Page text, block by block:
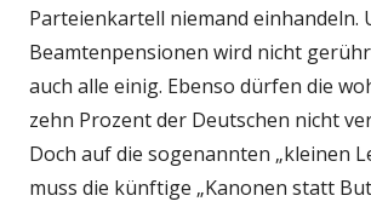
Parteienkartell niemand einhandeln.
Beamtenpensionen wird nicht
auch alle einig. Ebenso dürfen die
zehn Prozent der Deutschen nicht
Doch auf die sogenannten „kleinen
muss die künftige „Kanonen statt